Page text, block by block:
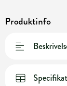
Produktinfo